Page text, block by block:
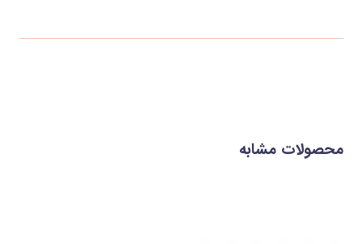
محصولات مشابه